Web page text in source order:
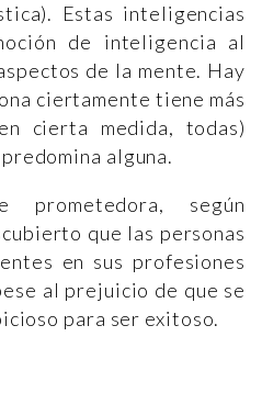
Estas inteligencias
de inteligencia al
de la mente. Hay
ciertamente tiene más
cierta medida, todas)
alguna.
prometedora, según
que las personas
en sus profesiones
al prejuicio de que se
para ser exitoso.